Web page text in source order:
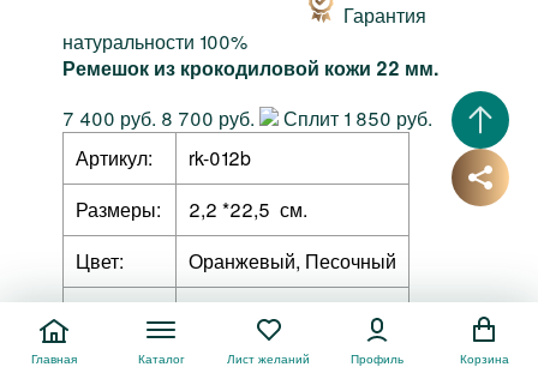
Гарантия
натуральности 100%
Ремешок из крокодиловой кожи 22 мм.
7 400 руб. 8 700 руб.
Сплит 1 850 руб.
Артикул:
rk-012b
Размеры:
2,2 *22,5 см.
Цвет:
Оранжевый, Песочный
Кожа крокодила
Главная Каталог Лист желаний Профиль Корзина